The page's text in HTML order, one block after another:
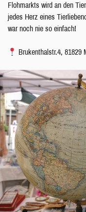
Flohmarkts wird an den
jedes Herz eines
war noch nie so einfach!
Brukenthalstr.4, 81829